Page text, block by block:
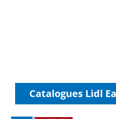
Catalogues Lidl